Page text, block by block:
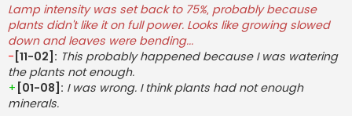
Lamp intensity was set back to 75%, probably because
plants didn't like it on full power. Looks like growing slowed
down and leaves were bending...
- [11-02]: This probably happened because I was watering
the plants not enough.
+ [01-08]: I was wrong. I think plants had not enough
minerals.